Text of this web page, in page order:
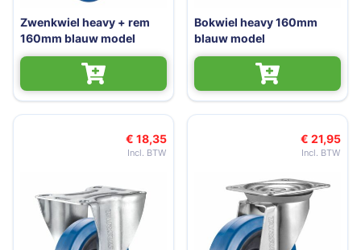
Zwenkwiel heavy + rem
160mm blauw model
Bokwiel heavy 160mm
blauw model
€ 18,35 € 21,95